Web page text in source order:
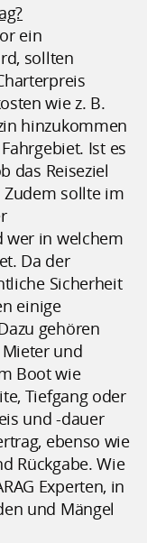
ein
sollten
wie z. B.
hinzukommen
Ist es
das Reiseziel
sollte im
wer in welchem
Da der
Sicherheit
einige
gehören
und
Boot wie
Tiefgang oder
und -dauer
ebenso wie
Rückgabe. Wie
Experten, in
und Mängel